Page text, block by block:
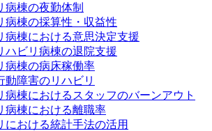
病棟の夜勤体制
病棟の採算性・収益性
病棟における意思決定支援
ハビリ病棟の退院支援
病棟の病床稼働率
動障害のリハビリ
病棟におけるスタッフのバーンアウト
病棟における離職率
における統計手法の活用